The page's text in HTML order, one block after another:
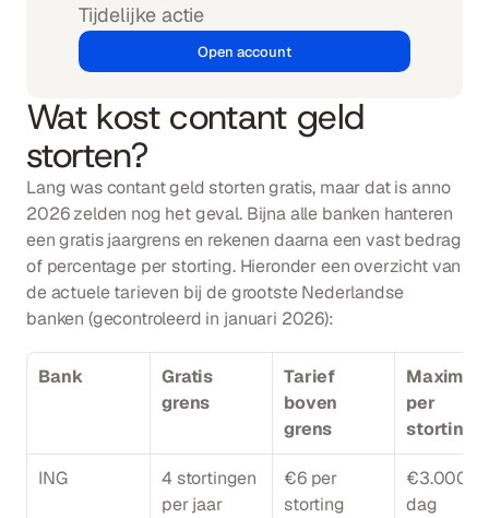
Tijdelijke actie
Open account
Wat kost contant geld
storten?
Lang was contant geld storten gratis, maar dat is anno
2026 zelden nog het geval. Bijna alle banken hanteren
een gratis jaargrens en rekenen daarna een vast bedrag
of percentage per storting. Hieronder een overzicht van
de actuele tarieven bij de grootste Nederlandse
banken (gecontroleerd in januari 2026):
Bank
Gratis
grens
Tarief
boven
grens
Maximum
per
storting
ING
4 stortingen
per jaar
€6 per
storting
€3.000
dag